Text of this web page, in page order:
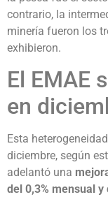
contrario, la
minería fueron los
exhibieron.
El EMAE
en
Esta
diciembre, según
adelantó una
del 0,3% mensual